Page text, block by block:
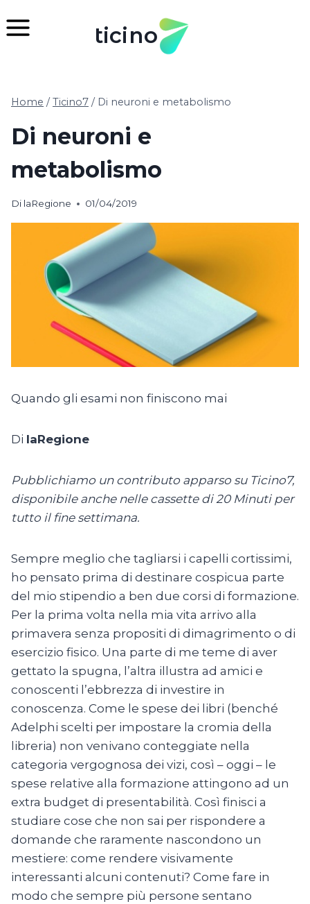
al
ticino
Home / Ticino7 / Di neuroni e metabolismo
Di neuroni e
metabolismo
Di laRegione 01/04/2019
Quando gli esami non finiscono mai
Di laRegione
Pubblichiamo un contributo apparso su Ticino7,
disponibile anche nelle cassette di 20 Minuti per
tutto il fine settimana.
Sempre meglio che tagliarsi i capelli cortissimi,
ho pensato prima di destinare cospicua parte
del mio stipendio a ben due corsi di formazione.
Per la prima volta nella mia vita arrivo alla
primavera senza propositi di dimagrimento o di
esercizio fisico. Una parte di me teme di aver
gettato la spugna, l’altra illustra ad amici e
conoscenti l’ebbrezza di investire in
conoscenza. Come le spese dei libri (benché
Adelphi scelti per impostare la cromia della
libreria) non venivano conteggiate nella
categoria vergognosa dei vizi, così – oggi – le
spese relative alla formazione attingono ad un
extra budget di presentabilità. Così finisci a
studiare cose che non sai per rispondere a
domande che raramente nascondono un
mestiere: come rendere visivamente
interessanti alcuni contenuti? Come fare in
modo che sempre più persone sentano